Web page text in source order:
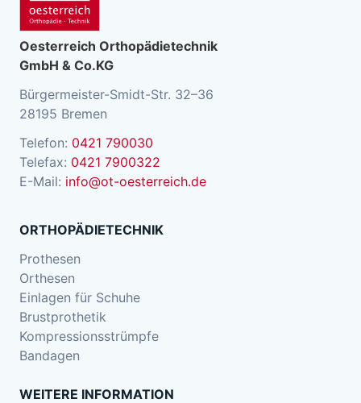
Oesterreich Orthopädietechnik
GmbH & Co.KG
Bürgermeister-Smidt-Str. 32–36
28195 Bremen
Telefon: 0421 790030
Telefax: 0421 7900322
E-Mail: info@ot-oesterreich.de
ORTHOPÄDIETECHNIK
Prothesen
Orthesen
Einlagen für Schuhe
Brustprothetik
Kompressionsstrümpfe
Bandagen
WEITERE INFORMATION